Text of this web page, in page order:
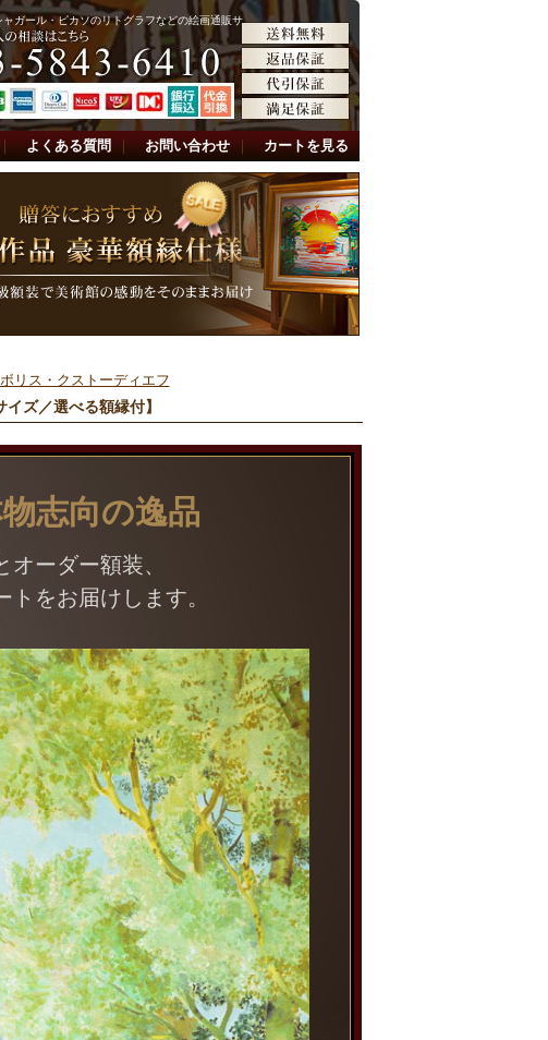
ガール・ピカソのリトグラフなどの絵画通販サ
よくある質問 お問い合わせ カートを見る
ボリス・クストーディエフ
ズ／選べる額縁付】
志向の逸品
ーダー額装、
をお届けします。